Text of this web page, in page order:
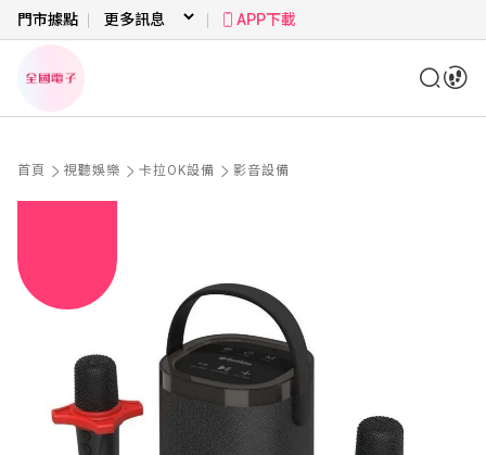
門市據點 APP下載
首頁 視聽娛樂 卡拉OK設備 影音設備